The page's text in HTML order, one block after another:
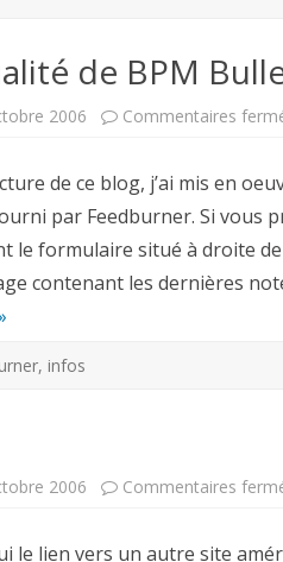
de BPM
2006 Commentaires
de ce blog, j’ai mis en
par Feedburner. Si vous
le formulaire situé à droite
contenant les dernières
, infos
2006 Commentaires
le lien vers un autre site